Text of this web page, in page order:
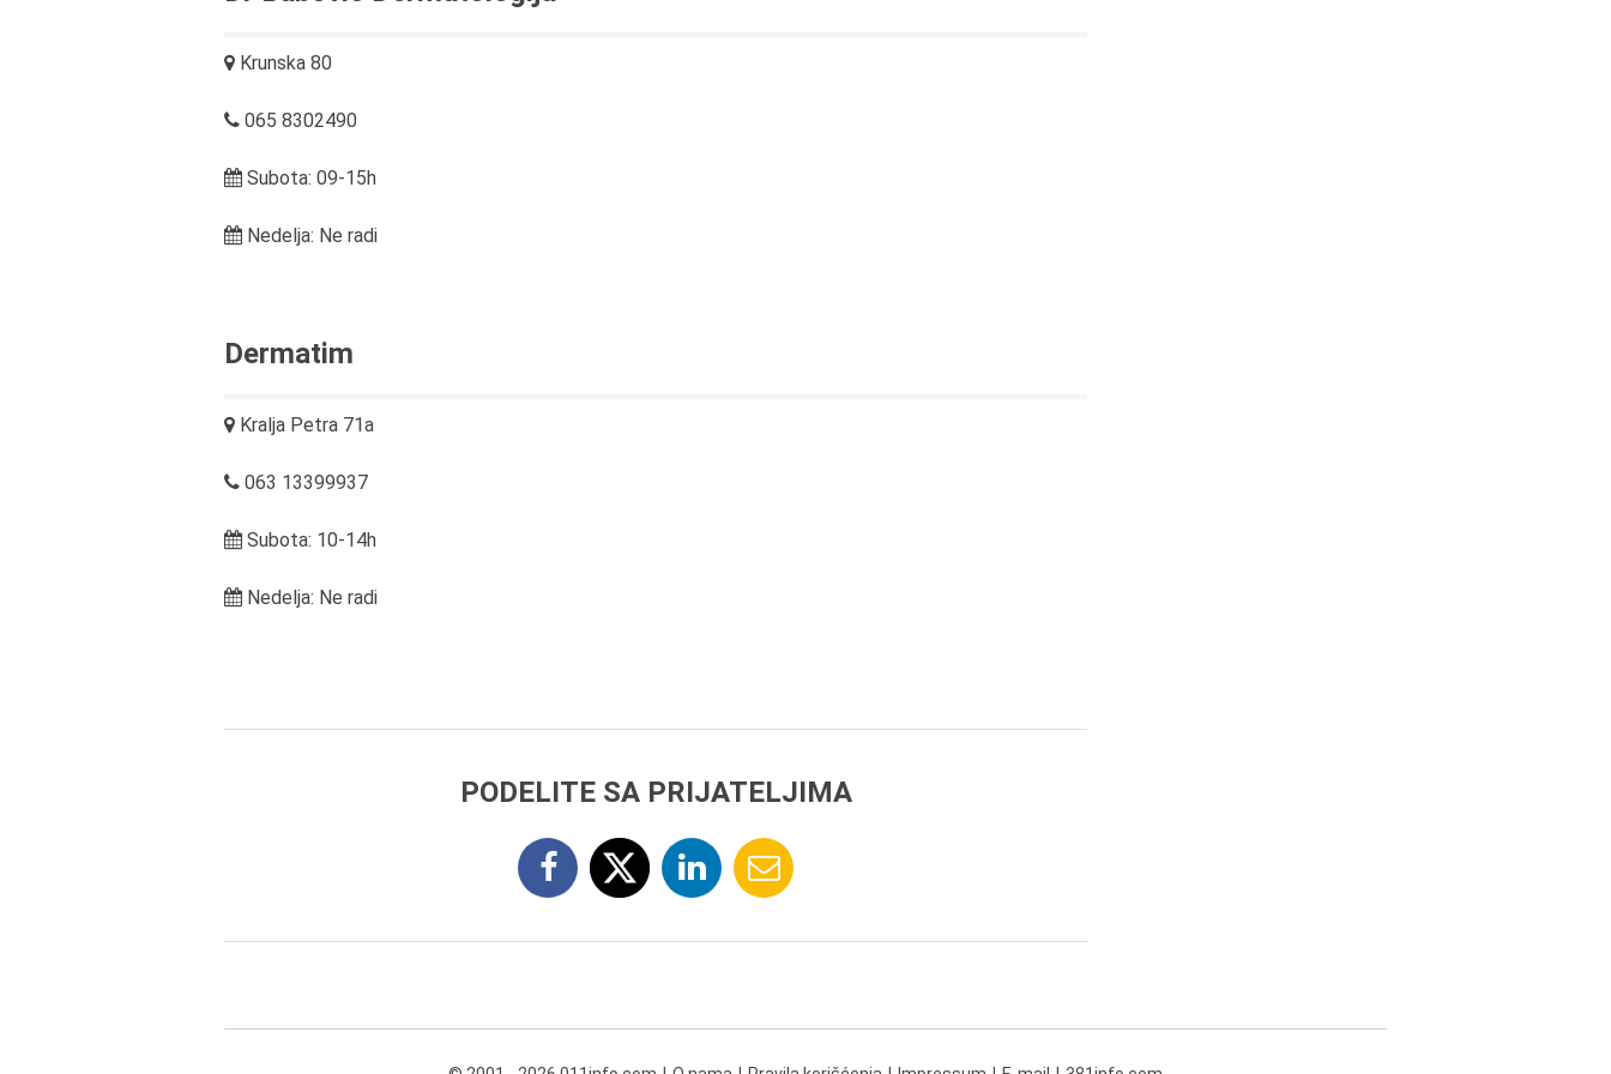
Krunska 80
065 8302490
Subota: 09-15h
Nedelja: Ne radi
Dermatim
Kralja Petra 71a
063 13399937
Subota: 10-14h
Nedelja: Ne radi
PODELITE SA PRIJATELJIMA